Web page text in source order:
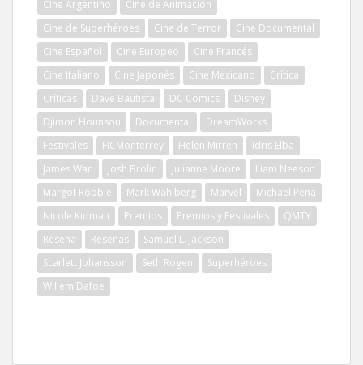
Cine Argentino
Cine de Animación
Cine de Superhéroes
Cine de Terror
Cine Documental
Cine Español
Cine Europeo
Cine Francés
Cine Italiano
Cine Japonés Cine Mexicano
Crítica
Críticas
Dave Bautista DC Comics
Disney
Djimon Hounsou
Documental
DreamWorks
Festivales
FICMonterrey Helen Mirren
Idris Elba
James Wan
Josh Brolin Julianne Moore
Liam Neeson
Margot Robbie
Mark Wahlberg Marvel
Michael Peña
Nicole Kidman
Premios Premios y Festivales
QMTY
Reseña
Reseñas
Samuel L. Jackson
Scarlett Johansson
Seth Rogen
Superhéroes
Willem Dafoe